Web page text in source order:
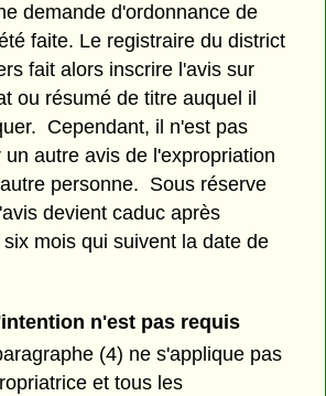
demande d'ordonnance de
faite. Le registraire du district
fait alors inscrire l'avis sur
ou résumé de titre auquel il
Cependant, il n'est pas
autre avis de l'expropriation
personne. Sous réserve
devient caduc après
six mois qui suivent la date de
n'est pas requis
(4) ne s'applique pas
et tous les